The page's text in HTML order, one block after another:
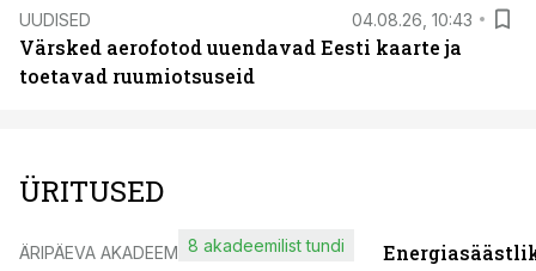
UUDISED 04.08.26, 10:43
Värsked aerofotod uuendavad Eesti kaarte ja
toetavad ruumiotsuseid
ÜRITUSED
ÄRIPÄEVA AKADEEMIA8 akadeemilist tundi